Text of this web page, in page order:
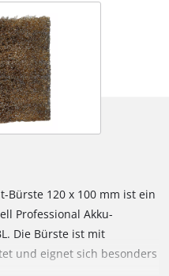
Bürste 120 x 100 mm ist ein
Professional Akku-
Die Bürste ist mit
und eignet sich besonders